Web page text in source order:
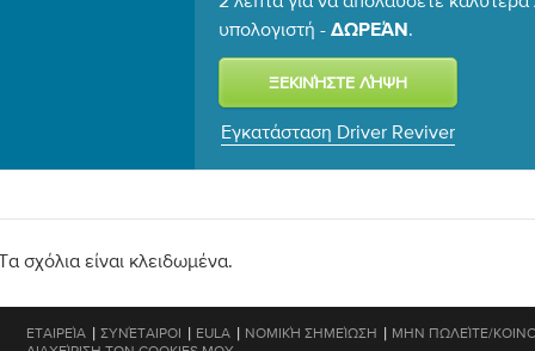
υπολογιστή - ΔΩΡΕΆΝ .
Εγκατάσταση Driver Reviver
σχόλια είναι κλειδωμένα.
ΕΤΑΙΡΕΊΑ | ΣΥΝΈΤΑΙΡΟΙ | EULA | ΝΟΜΙΚΉ ΣΗΜΕΊΩΣΗ | ΜΗΝ ΠΩΛΕΊΤΕ/